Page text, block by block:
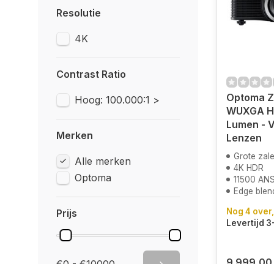
Resolutie
4K
Contrast Ratio
Hoog: 100.000:1 >
Merken
Alle merken
Optoma
Prijs
Optoma
WUXGA
Lumen -
Lenzen
Grote
4K HDR
11500
Edge
Nog 4
Levertijd